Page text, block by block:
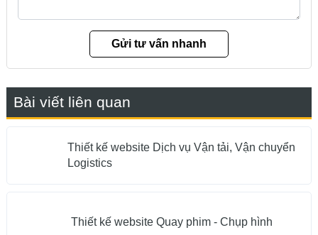
Bài viết liên quan
Thiết kế website Dịch vụ Vận tải, Vận chuyển
Logistics
Thiết kế website Quay phim - Chụp hình